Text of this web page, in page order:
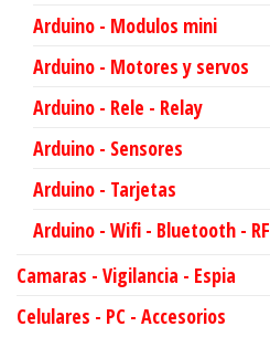
Arduino - Modulos mini
Arduino - Motores y servos
Arduino - Rele - Relay
Arduino - Sensores
Arduino - Tarjetas
Arduino - Wifi - Bluetooth - RF
Camaras - Vigilancia - Espia
Celulares - PC - Accesorios